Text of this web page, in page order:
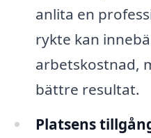
anlita en
rykte kan
arbetskostnad,
bättre resultat.
Platsens